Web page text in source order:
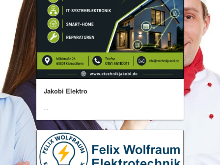
Jakobi Elektro
...